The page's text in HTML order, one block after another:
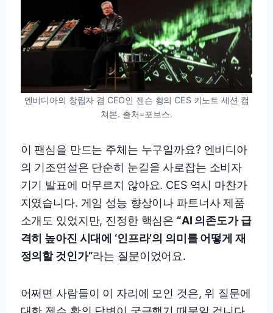
엔비디아의 창립자 겸 CEO인 젠슨 황의 CES 키노트 세션 캡
쳐본. 출처=포브스.
이 팬심을 만드는 주체는 누구일까요? 엔비디아
의 기조연설은 단순히 눈길을 사로잡는 소비자
기기 발표에 머무르지 않아요. CES 역시 마찬가
지였습니다. 게임 성능 향상이나 파트너사 제품
소개도 있었지만, 진정한 핵심은 “AI 의존도가 급
격히 높아진 시대에 ‘인프라’의 의미를 어떻게 재
정의할 것인가”라는 질문이었어요.
어쩌면 사람들이 이 자리에 모인 것은, 위 질문에